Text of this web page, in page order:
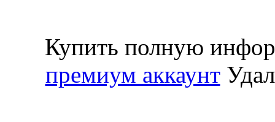
Купить полную
премиум аккаунт